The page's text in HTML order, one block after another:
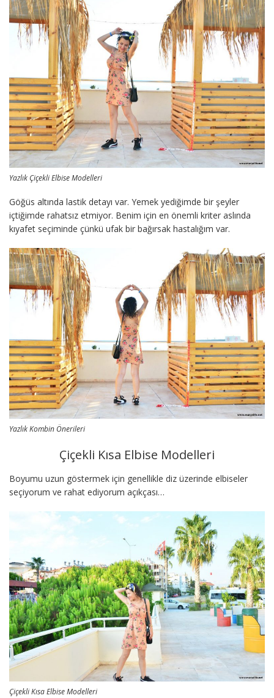
Yazlık Çiçekli Elbise Modelleri
Göğüs altında lastik detayı var. Yemek yediğimde bir şeyler
içtiğimde rahatsız etmiyor. Benim için en önemli kriter aslında
kıyafet seçiminde çünkü ufak bir bağırsak hastalığım var.
Yazlık Kombin Önerileri
Çiçekli Kısa Elbise Modelleri
Boyumu uzun göstermek için genellikle diz üzerinde elbiseler
seçiyorum ve rahat ediyorum açıkçası…
Çiçekli Kısa Elbise Modelleri